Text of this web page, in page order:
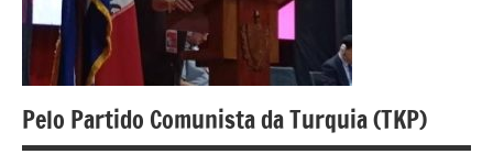
Pelo Partido Comunista da Turquia (TKP)